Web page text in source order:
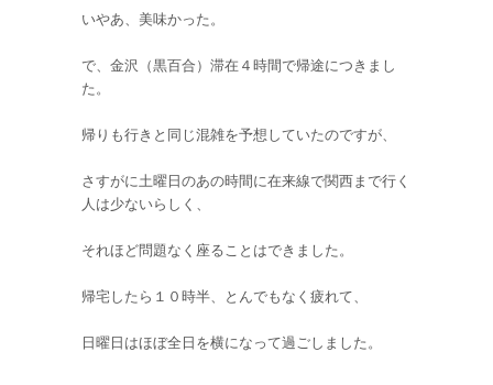
いやあ、美味かった。
で、金沢（黒百合）滞在４時間で帰途につきまし
た。
帰りも行きと同じ混雑を予想していたのですが、
さすがに土曜日のあの時間に在来線で関西まで行く
人は少ないらしく、
それほど問題なく座ることはできました。
帰宅したら１０時半、とんでもなく疲れて、
日曜日はほぼ全日を横になって過ごしました。